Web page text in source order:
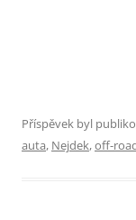
Příspěvek byl
auta, Nejdek,off-